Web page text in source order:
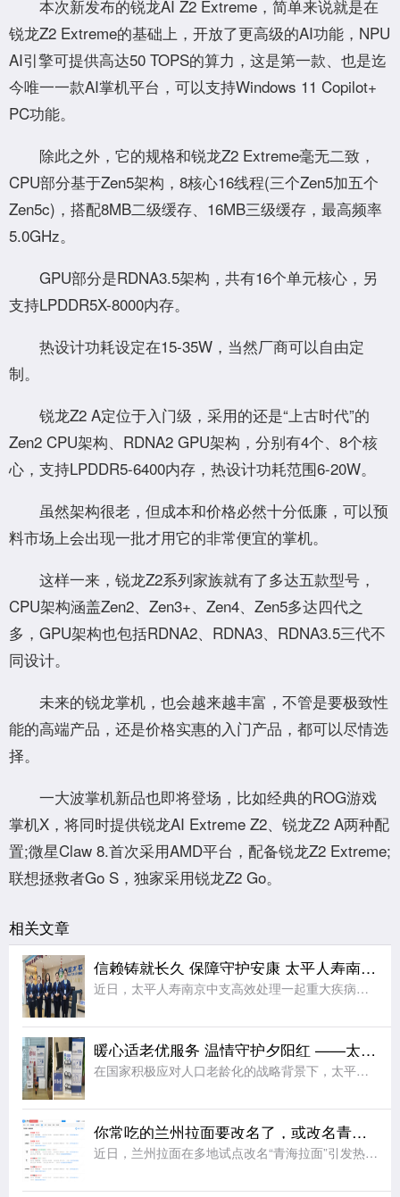
本次新发布的锐龙AI Z2 Extreme，简单来说就是在
锐龙Z2 Extreme的基础上，开放了更高级的AI功能，NPU
AI引擎可提供高达50 TOPS的算力，这是第一款、也是迄
今唯一一款AI掌机平台，可以支持Windows 11 Copilot+
PC功能。
除此之外，它的规格和锐龙Z2 Extreme毫无二致，
CPU部分基于Zen5架构，8核心16线程(三个Zen5加五个
Zen5c)，搭配8MB二级缓存、16MB三级缓存，最高频率
5.0GHz。
GPU部分是RDNA3.5架构，共有16个单元核心，另
支持LPDDR5X-8000内存。
热设计功耗设定在15-35W，当然厂商可以自由定
制。
锐龙Z2 A定位于入门级，采用的还是“上古时代”的
Zen2 CPU架构、RDNA2 GPU架构，分别有4个、8个核
心，支持LPDDR5-6400内存，热设计功耗范围6-20W。
虽然架构很老，但成本和价格必然十分低廉，可以预
料市场上会出现一批才用它的非常便宜的掌机。
这样一来，锐龙Z2系列家族就有了多达五款型号，
CPU架构涵盖Zen2、Zen3+、Zen4、Zen5多达四代之
多，GPU架构也包括RDNA2、RDNA3、RDNA3.5三代不
同设计。
未来的锐龙掌机，也会越来越丰富，不管是要极致性
能的高端产品，还是价格实惠的入门产品，都可以尽情选
择。
一大波掌机新品也即将登场，比如经典的ROG游戏
掌机X，将同时提供锐龙AI Extreme Z2、锐龙Z2 A两种配
置;微星Claw 8.首次采用AMD平台，配备锐龙Z2 Extreme;
联想拯救者Go S，独家采用锐龙Z2 Go。
相关文章
信赖铸就长久 保障守护安康 太平人寿南京中支高效赔付110万元赢得客户赞誉
近日，太平人寿南京中支高效处理一起重大疾病理赔案件，向客户达先生支付保险金共计110万元。本次理赔以专业、细节、温暖的服务切实履行了保险承诺，生动诠释了公司“以客户为中心”的服务理念。达先生自2014
暖心适老优服务 温情守护夕阳红 ——太平人寿江苏分公司2026年适老化服务工作纪实
在国家积极应对人口老龄化的战略背景下，太平人寿江苏分公司始终秉持“金融为民”的服务理念，聚焦老年客户群体的实际需求，持续优化服务流程、升级服务设施、提升服务温度，切实将适老化工作落到实处，用实际行动诠
你常吃的兰州拉面要改名了，或改名青海拉面
近日，兰州拉面在多地试点改名“青海拉面”引发热议。据悉，改名背后藏着一场近40年的品牌错位。兰州本地并无 “兰州拉面” 叫法，正宗本土面食称作兰州牛肉面。上世纪80年代，青海化隆、尖扎群众外出谋生，借